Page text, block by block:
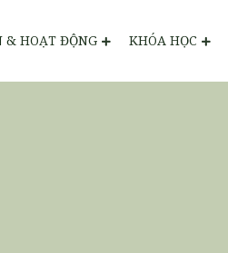
& HOẠT ĐỘNG KHÓA HỌC